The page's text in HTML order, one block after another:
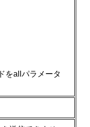
をallパラメータ